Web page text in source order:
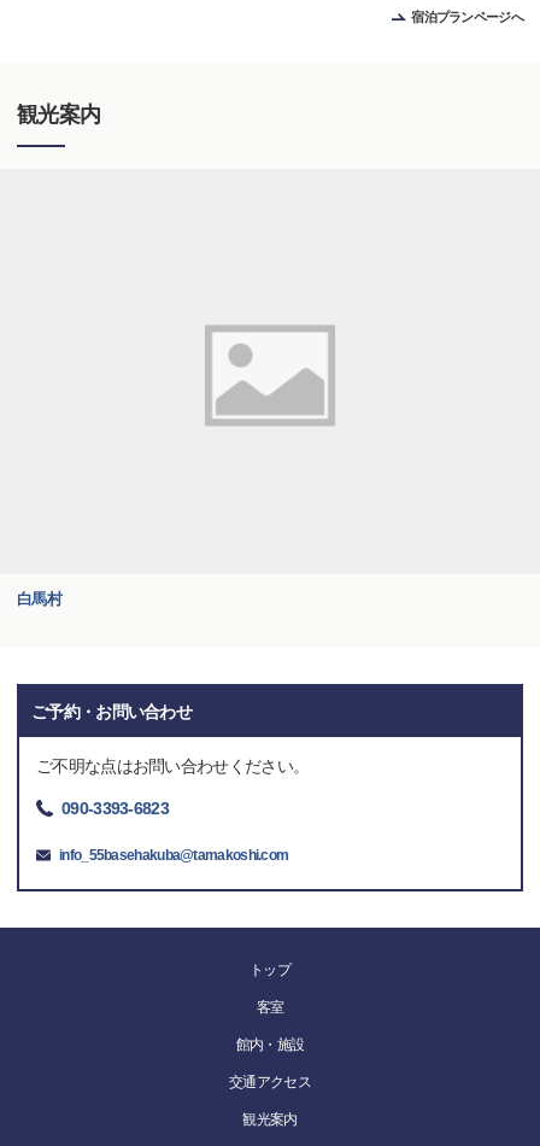
宿泊プランページへ
観光案内
白馬村
ご予約・お問い合わせ
ご不明な点はお問い合わせください。
090-3393-6823
info_55basehakuba@tamakoshi.com
トップ
客室
館内・施設
交通アクセス
観光案内